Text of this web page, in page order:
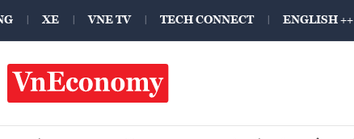
XE VNE TV TECH CONNECT ENGLISH ++